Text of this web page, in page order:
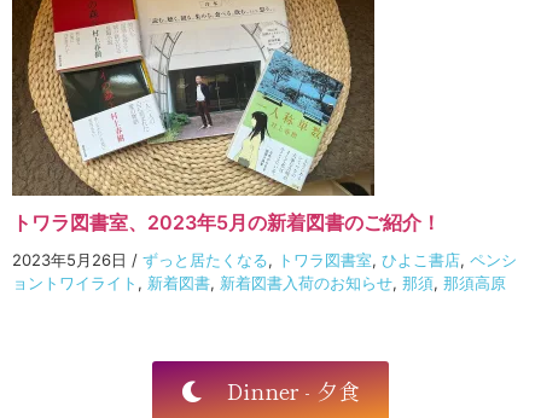
トワラ図書室、2023年5月の新着図書のご紹介！
2023年5月26日 / ずっと居たくなる, トワラ図書室, ひよこ書店, ペンシ
ョントワイライト , 新着図書, 新着図書入荷のお知らせ, 那須, 那須高原
Dinner - 夕食